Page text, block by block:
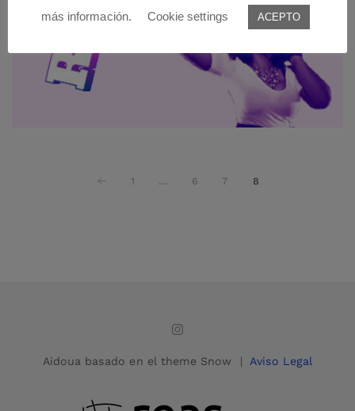
1 … 6 7 8
Aidoua basado en el theme Snow | Aviso Legal
más información.
Cookie settings ACEPTO